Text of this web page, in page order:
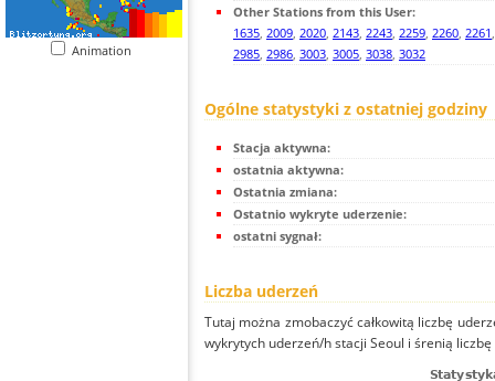
Animation
Other Stations from this User:
1635, 2009, 2020, 2143, 2243, 2259, 2260, 2261
2985, 2986, 3003, 3005, 3038, 3032
Ogólne statystyki z ostatniej godziny
Stacja aktywna:
ostatnia aktywna:
Ostatnia zmiana:
Ostatnio wykryte uderzenie:
ostatni sygnał:
Liczba uderzeń
Tutaj można zmobaczyć całkowitą liczbę
wykrytych uderzeń/h stacji Seoul i śrenią